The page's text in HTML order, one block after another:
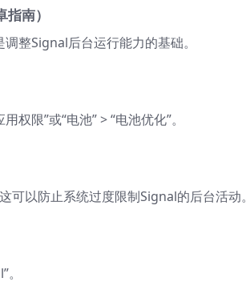
南）
整Signal后台运行能力的基础。
权限”或“电池” > “电池优化”。
可以防止系统过度限制Signal的后台活动。